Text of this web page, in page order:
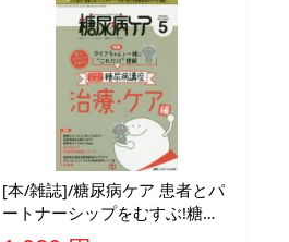
[本/雑誌]/糖尿病ケア 患者とパ
ートナーシップをむすぶ!糖尿
病スタッフ応援専門誌